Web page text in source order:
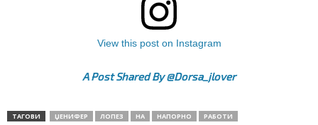
View this post on Instagram
A Post Shared By @dorsa_jlover
ТАГОВИ ЏЕНИФЕР ЛОПЕЗ НА НАПОРНО РАБОТИ